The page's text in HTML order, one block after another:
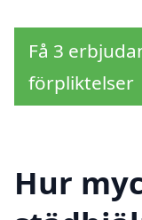
Få 3
förpliktelser
Hur